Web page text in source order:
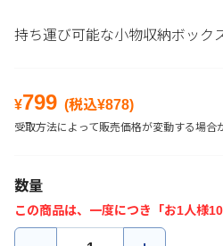
持ち運び可能な小物収納ボック
¥799 (税込¥878)
受取方法によって販売価格が変動する場合
数量
この商品は、一度につき「お1人様10